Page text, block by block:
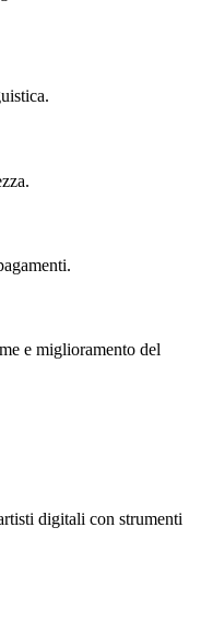
e miglioramento del
digitali con strumenti